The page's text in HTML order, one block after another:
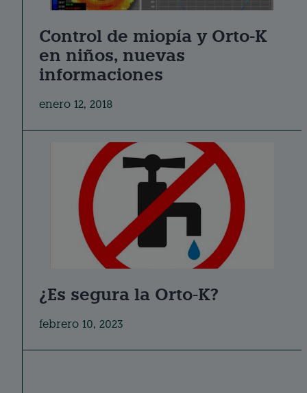
Control de miopía y Orto-K
en niños, nuevas
informaciones
enero 12, 2018
¿Es segura la Orto-K?
febrero 10, 2023